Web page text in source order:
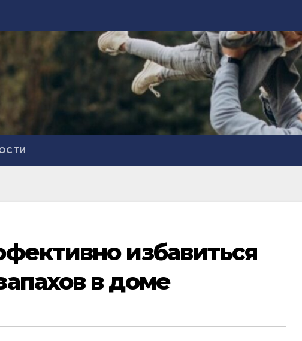
избавиться
в доме